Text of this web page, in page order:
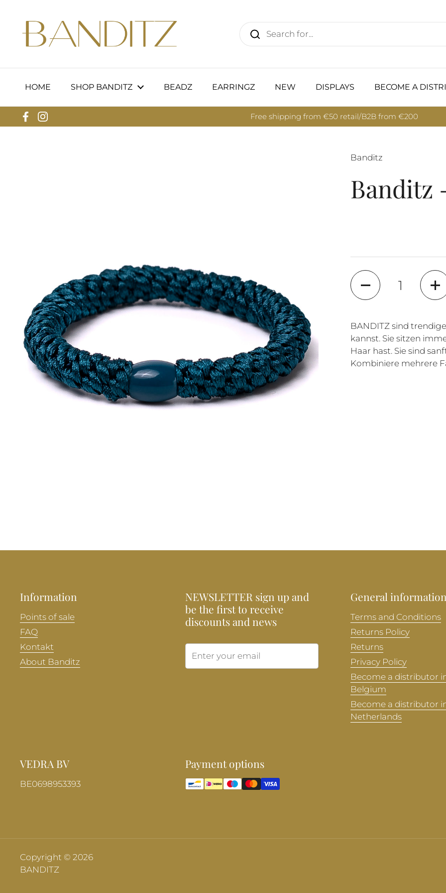
HOME SHOP BANDITZ BEADZ EARRINGZ NEW DISPLAYS BECOME A
Facebook
Instagram
Free shipping from €50 retail/B2B from €200
Banditz
Banditz
Quantity
BANDITZ sind
kannst. Sie sitzen
Haar hast. Sie sind
Kombiniere mehrere
Information
Points of sale
FAQ
Kontakt
About Banditz
NEWSLETTER sign up and
be the first to receive
discounts and news
General information
Terms and Conditions
Returns Policy
Returns
Privacy Policy
Become a distributor
Belgium
Become a distributor
Netherlands
VEDRA BV
BE0698953393
Payment options
Copyright © 2026
BANDITZ